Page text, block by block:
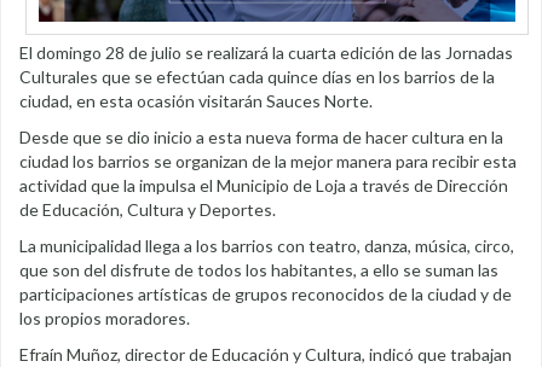
El domingo 28 de julio se realizará la cuarta edición de las Jornadas
Culturales que se efectúan cada quince días en los barrios de la
ciudad, en esta ocasión visitarán Sauces Norte.
Desde que se dio inicio a esta nueva forma de hacer cultura en la
ciudad los barrios se organizan de la mejor manera para recibir esta
actividad que la impulsa el Municipio de Loja a través de Dirección
de Educación, Cultura y Deportes.
La municipalidad llega a los barrios con teatro, danza, música, circo,
que son del disfrute de todos los habitantes, a ello se suman las
participaciones artísticas de grupos reconocidos de la ciudad y de
los propios moradores.
Efraín Muñoz, director de Educación y Cultura, indicó que trabajan